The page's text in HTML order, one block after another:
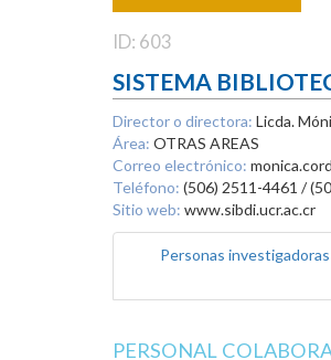
ID: 603
SISTEMA
Director o directora: Licda.
Área: OTRAS AREAS
Correo electrónico:
Teléfono: (506) 2511-4461 /
Sitio web: www.sibdi.ucr.ac.cr
Personas investigadoras
PERSONAL